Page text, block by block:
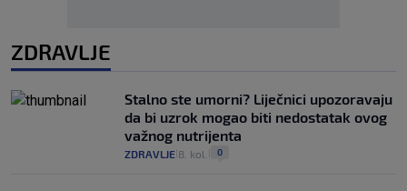
ZDRAVLJE
Stalno ste umorni? Liječnici upozoravaju
da bi uzrok mogao biti nedostatak ovog
važnog nutrijenta
ZDRAVLJE 8. kol. 0